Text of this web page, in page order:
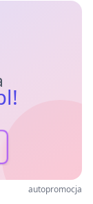
autopromocja